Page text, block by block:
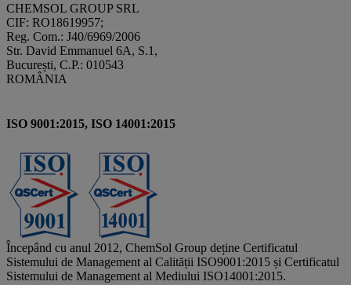
CHEMSOL GROUP SRL
CIF: RO18619957;
Reg. Com.: J40/6969/2006
Str. David Emmanuel 6A, S.1,
București, C.P.: 010543
ROMÂNIA
ISO 9001:2015, ISO 14001:2015
Începând cu anul 2012, ChemSol Group deține Certificatul
Sistemului de Management al Calității ISO9001:2015 și Certificatul
Sistemului de Management al Mediului ISO14001:2015.